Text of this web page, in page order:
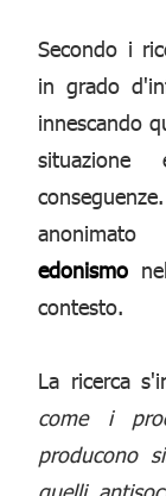
Secondo i
in grado
innescando
anonimato
edonismo
contesto.
La ricerca
come i
producono
quelli